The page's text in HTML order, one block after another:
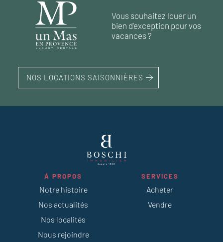
380 m² chambresterrain 1 575 m²
1piscine
415 m² chambresterrain 3 200 m²
1 piscine
268 m²
chambres
terrain 20 000 m²
1 piscine
1
piscine
Vous souhaitez louer un
bien d'exception pour vos
vacances ?
NOS LOCATIONS SAISONNIÈRES
À PROPOS
Notre histoire
Nos actualités
Nos localités
Nous rejoindre
SERVICES
Acheter
Vendre